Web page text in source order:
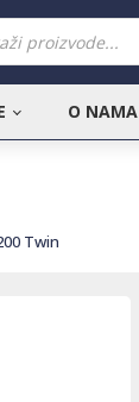
O NAMA
Twin